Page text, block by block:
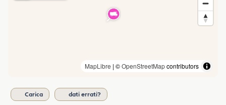
MapLibre | ©OpenStreetMapcontributors
Carica dati errati?